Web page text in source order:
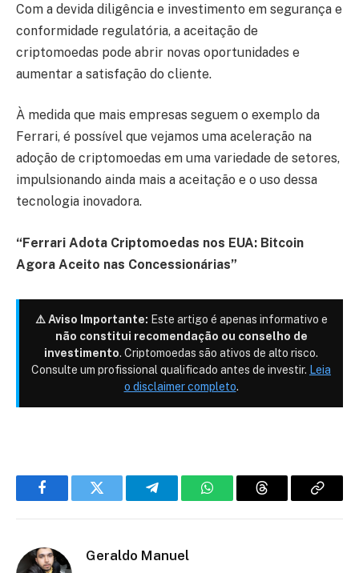
Com a devida diligência e investimento em segurança e
conformidade regulatória, a aceitação de
criptomoedas pode abrir novas oportunidades e
aumentar a satisfação do cliente.
À medida que mais empresas seguem o exemplo da
Ferrari, é possível que vejamos uma aceleração na
adoção de criptomoedas em uma variedade de setores,
impulsionando ainda mais a aceitação e o uso dessa
tecnologia inovadora.
“Ferrari Adota Criptomoedas nos EUA: Bitcoin
Agora Aceito nas Concessionárias”
⚠️ Aviso Importante: Este artigo é apenas informativo e
não constitui recomendação ou conselho de
investimento. Criptomoedas são ativos de alto risco.
Consulte um profissional qualificado antes de investir. Leia
o disclaimer completo.
FacebookTwitter TelegramWhatsAppThreads Copiar
Geraldo Manuel